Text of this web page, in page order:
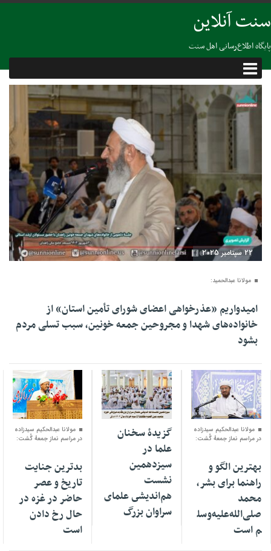
سنت آنلاین
پایگاه اطلاع‌رسانی اهل سنت
22 سپتامبر 2025
مولانا عبدالحمید:
امیدواریم «عذرخواهی اعضای شورای تأمین استان» از
خانواده‌های شهدا و مجروحین جمعه خونین، سبب تسلی مردم
بشود
25 آگوست 2024
مولانا عبدالحکیم سیدزاده
در مراسم نماز جمعهٔ گُشت:
بهترین الگو و
راهنما برای بشر،
محمد
صلی‌الله‌علیه‌وسل
م است
25 مه 2024
گزیدهٔ سخنان
علما در
سیزدهمين
نشست
هم‌انديشى علماى
سراوان بزرگ
06 آوریل 2024
مولانا عبدالحکیم سیدزاده
در مراسم نماز جمعهٔ گُشت:
بدترین جنایت
تاریخ و عصر
حاضر در غزه در
حال رخ دادن
است